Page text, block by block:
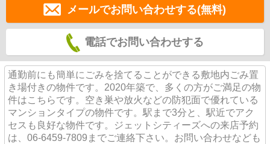
メールでお問い合わせする(無料)
電話でお問い合わせする
通勤前にも簡単にごみを捨てることができる敷地内ごみ置
き場付きの物件です。2020年築で、多くの方がご満足の物
件はこちらです。空き巣や放火などの防犯面で優れている
マンションタイプの物件です。駅まで3分と、駅近でアク
セスも良好な物件です。ジェットシティーズへの来店予約
は、06-6459-7809までご連絡下さい。お問い合わせなども